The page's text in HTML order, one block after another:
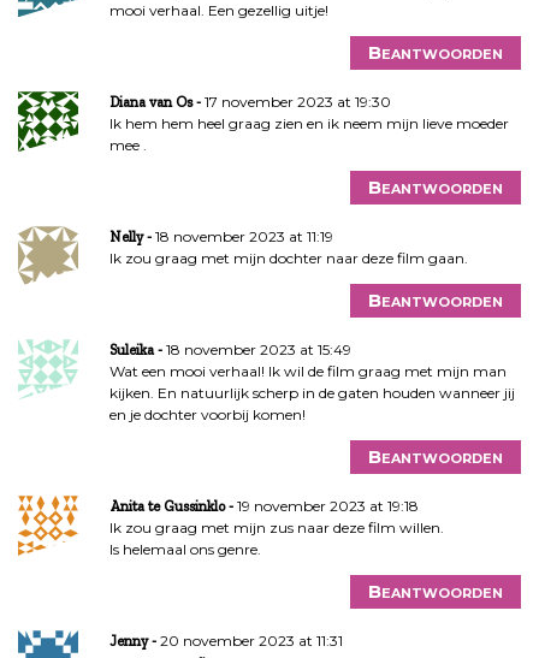
mooi verhaal. Een gezellig uitje!
Beantwoorden
Diana van Os
17 november 2023 at 19:30
Ik hem hem heel graag zien en ik neem mijn lieve moeder
mee .
Beantwoorden
Nelly
18 november 2023 at 11:19
Ik zou graag met mijn dochter naar deze film gaan.
Beantwoorden
Suleika
18 november 2023 at 15:49
Wat een mooi verhaal! Ik wil de film graag met mijn man
kijken. En natuurlijk scherp in de gaten houden wanneer jij
en je dochter voorbij komen!
Beantwoorden
Anita te Gussinklo
19 november 2023 at 19:18
Ik zou graag met mijn zus naar deze film willen.
Is helemaal ons genre.
Beantwoorden
Jenny
20 november 2023 at 11:31